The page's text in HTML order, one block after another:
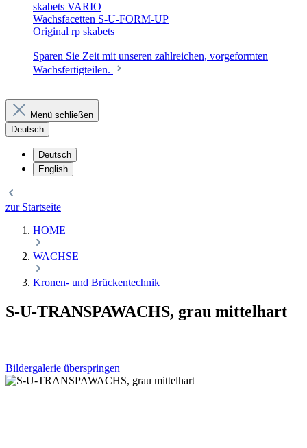
skabets VARIO
Wachsfacetten S-U-FORM-UP
Original rp skabets
Sparen Sie Zeit mit unseren zahlreichen, vorgeformten
Wachsfertigteilen.
Menü schließen
Deutsch
Deutsch
English
zur Startseite
HOME
WACHSE
Kronen- und Brückentechnik
S-U-TRANSPAWACHS, grau mittelhart
Bildergalerie überspringen